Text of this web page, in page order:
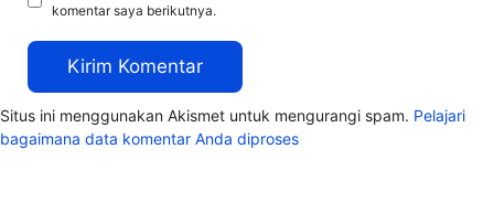
komentar saya berikutnya.
Situs ini menggunakan Akismet untuk mengurangi spam. Pelajari
bagaimana data komentar Anda diproses